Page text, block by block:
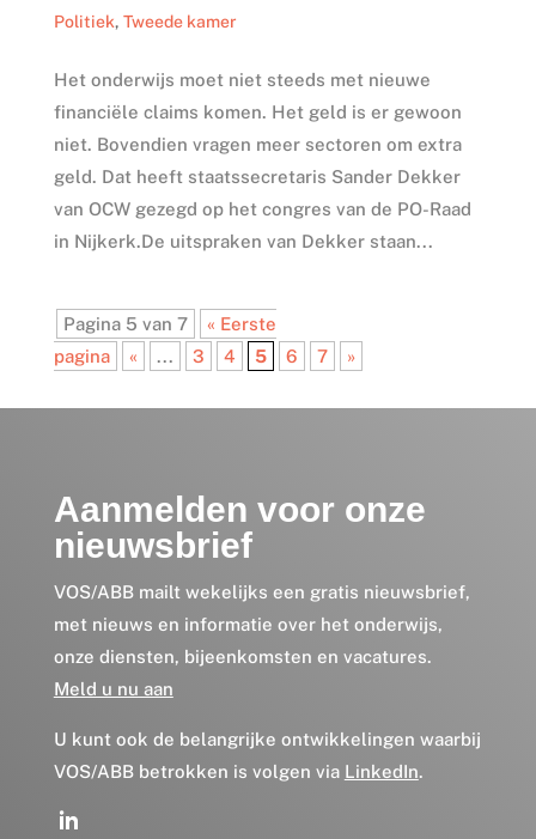
Politiek, Tweede kamer
Het onderwijs moet niet steeds met nieuwe
financiële claims komen. Het geld is er gewoon
niet. Bovendien vragen meer sectoren om extra
geld. Dat heeft staatssecretaris Sander Dekker
van OCW gezegd op het congres van de PO-Raad
in Nijkerk.De uitspraken van Dekker staan...
Pagina 5 van 7
« Eerste
pagina
« ... 3 4 5 6 7 »
Aanmelden voor onze
nieuwsbrief
VOS/ABB mailt wekelijks een gratis nieuwsbrief,
met nieuws en informatie over het onderwijs,
onze diensten, bijeenkomsten en vacatures.
Meld u nu aan
U kunt ook de belangrijke ontwikkelingen waarbij
VOS/ABB betrokken is volgen via LinkedIn.